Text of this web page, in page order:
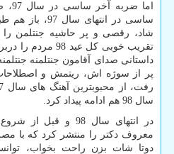
اما
ساسی در انتهای
شاد، رقصی و پر حاشیه جنتلمن را
تقریب خوبی کل عید
داستانی صدای آقامون جنتلمنه
پر از سوژه اش، ریتمش و
سال 98 هم ادامه پیداد کرد.
در انتهای سال 98 و
معروف دکتر را منتشر کرد که با
دوتا شات بزن راحت بخواب،